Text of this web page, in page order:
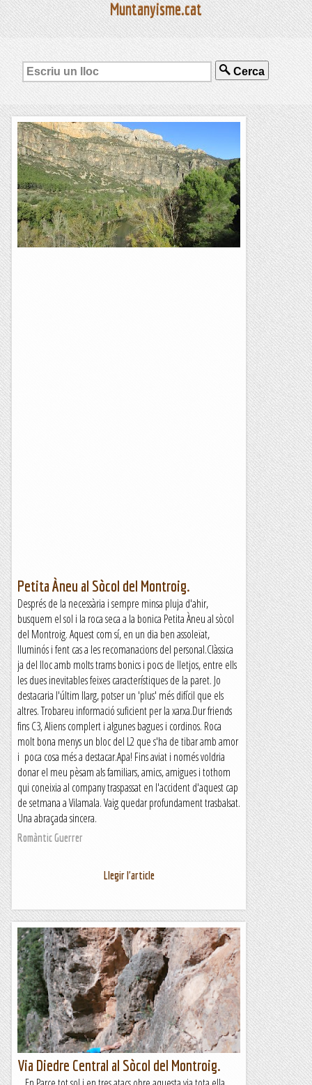
Muntanyisme.cat
Cerca
Petita Àneu al Sòcol del Montroig.
Després de la necessària i sempre minsa pluja d'ahir,
busquem el sol i la roca seca a la bonica Petita Àneu al sòcol
del Montroig. Aquest com sí, en un dia ben assoleïat,
lluminós i fent cas a les recomanacions del personal.Clàssica
ja del lloc amb molts trams bonics i pocs de lletjos, entre ells
les dues inevitables feixes característiques de la paret. Jo
destacaria l'últim llarg, potser un 'plus' més difícil que els
altres. Trobareu informació suficient per la xarxa.Dur friends
fins C3, Aliens complert i algunes bagues i cordinos. Roca
molt bona menys un bloc del L2 que s'ha de tibar amb amor
i poca cosa més a destacar.Apa! Fins aviat i només voldria
donar el meu pèsam als familiars, amics, amigues i tothom
qui coneixia al company traspassat en l'accident d'aquest cap
de setmana a Vilamala. Vaig quedar profundament trasbalsat.
Una abraçada sincera.
Romàntic Guerrer
Llegir l'article
Via Diedre Central al Sòcol del Montroig.